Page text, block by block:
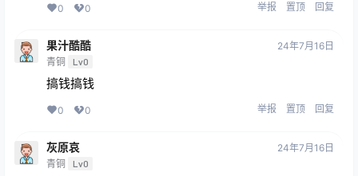
0 0 举报 置顶 回复
果汁酷酷
青铜 Lv0
24年7月16日
搞钱搞钱
0 0 举报 置顶 回复
灰原哀
青铜 Lv0
24年7月16日